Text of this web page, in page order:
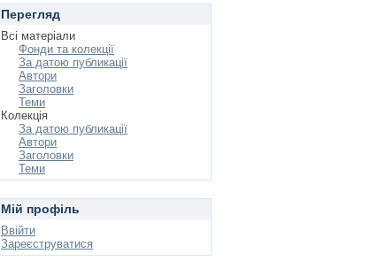
Перегляд
Всі матеріали
Фонди та колекції
За датою публикації
Автори
Заголовки
Теми
Колекція
За датою публикації
Автори
Заголовки
Теми
Мій профіль
Ввійти
Зареєструватися